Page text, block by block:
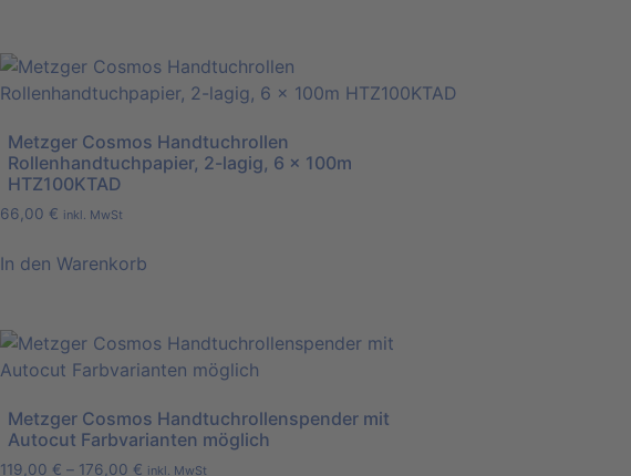
Metzger Cosmos Handtuchrollen
Rollenhandtuchpapier, 2-lagig, 6 x 100m
HTZ100KTAD
66,00 € inkl. MwSt
In den Warenkorb
Metzger Cosmos Handtuchrollenspender mit
Autocut Farbvarianten möglich
119,00 € – 176,00 € inkl. MwSt